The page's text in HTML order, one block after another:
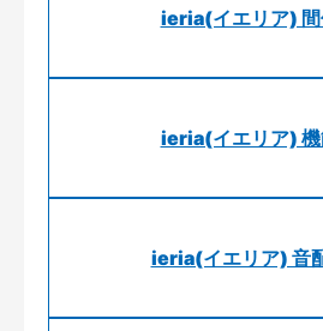
ieria(イエリア) 間
ieria(イエリア) 機
ieria(イエリア) 音